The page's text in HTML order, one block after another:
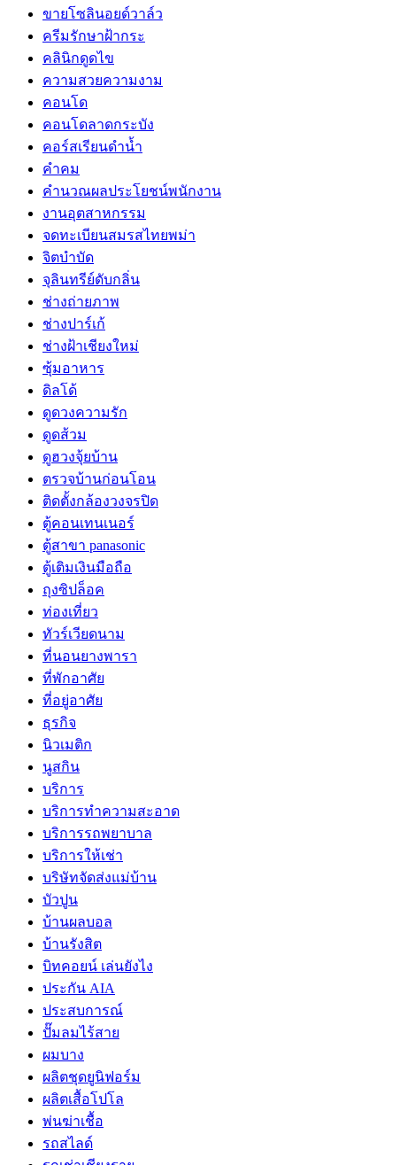
ขายโซลินอยด์วาล์ว
ครีมรักษาฝ้ากระ
คลินิกดูดไข
ความสวยความงาม
คอนโด
คอนโดลาดกระบัง
คอร์สเรียนดำน้ำ
คำคม
คำนวณผลประโยชน์พนักงาน
งานอุตสาหกรรม
จดทะเบียนสมรสไทยพม่า
จิตบำบัด
จุลินทรีย์ดับกลิ่น
ช่างถ่ายภาพ
ช่างปาร์เก้
ช่างฝ้าเชียงใหม่
ซุ้มอาหาร
ดิลโด้
ดูดวงความรัก
ดูดส้วม
ดูฮวงจุ้ยบ้าน
ตรวจบ้านก่อนโอน
ติดตั้งกล้องวงจรปิด
ตู้คอนเทนเนอร์
ตู้สาขา panasonic
ตู้เติมเงินมือถือ
ถุงซิปล็อค
ท่องเที่ยว
ทัวร์เวียดนาม
ที่นอนยางพารา
ที่พักอาศัย
ที่อยู่อาศัย
ธุรกิจ
นิวเมติก
นูสกิน
บริการ
บริการทำความสะอาด
บริการรถพยาบาล
บริการให้เช่า
บริษัทจัดส่งแม่บ้าน
บัวปูน
บ้านผลบอล
บ้านรังสิต
บิทคอยน์ เล่นยังไง
ประกัน AIA
ประสบการณ์
ปั๊มลมไร้สาย
ผมบาง
ผลิตชุดยูนิฟอร์ม
ผลิตเสื้อโปโล
พ่นฆ่าเชื้อ
รถสไลด์